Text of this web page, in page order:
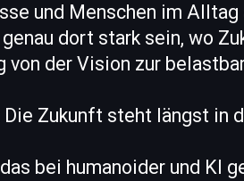
und Menschen im
dort stark sein, wo
von der Vision zur
Zukunft steht längst in
bei humanoider und KI